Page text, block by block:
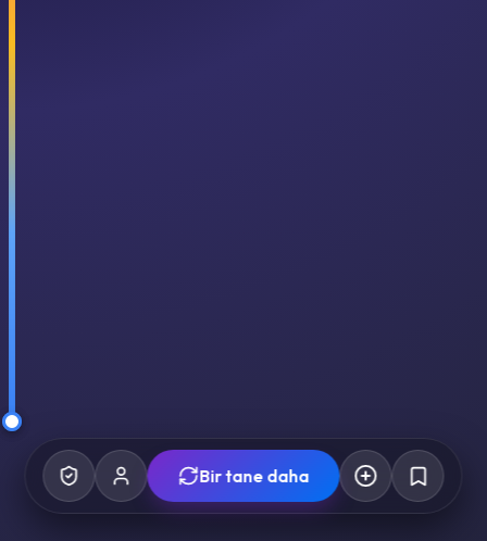
Bir tane daha